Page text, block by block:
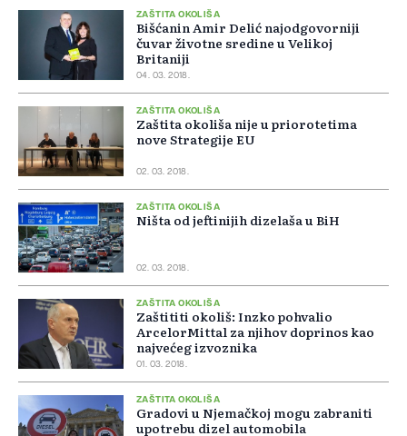
ZAŠTITA OKOLIŠA
Bišćanin Amir Delić najodgovorniji
čuvar životne sredine u Velikoj
Britaniji
04. 03. 2018.
ZAŠTITA OKOLIŠA
Zaštita okoliša nije u priorotetima
nove Strategije EU
02. 03. 2018.
ZAŠTITA OKOLIŠA
Ništa od jeftinijih dizelaša u BiH
02. 03. 2018.
ZAŠTITA OKOLIŠA
Zaštititi okoliš: Inzko pohvalio
ArcelorMittal za njihov doprinos kao
najvećeg izvoznika
01. 03. 2018.
ZAŠTITA OKOLIŠA
Gradovi u Njemačkoj mogu zabraniti
upotrebu dizel automobila